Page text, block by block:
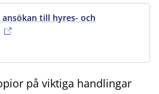
ansökan till hyres- och
på viktiga handlingar